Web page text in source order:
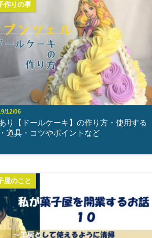
作りの事
12/06
り【ドールケーキ】の作り方・使用する
道具・コツやポイントなど
屋のこと